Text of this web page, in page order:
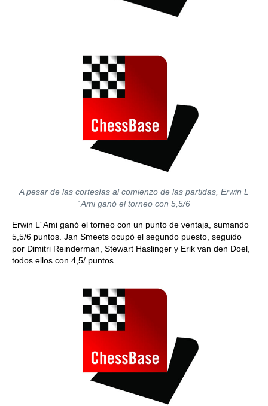
A pesar de las cortesías al comienzo de las partidas, Erwin L
´Ami ganó el torneo con 5,5/6
Erwin L´Ami ganó el torneo con un punto de ventaja, sumando
5,5/6 puntos. Jan Smeets ocupó el segundo puesto, seguido
por Dimitri Reinderman, Stewart Haslinger y Erik van den Doel,
todos ellos con 4,5/ puntos.